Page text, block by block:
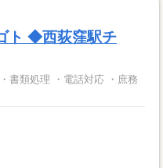
ト ◆西荻窪駅チ
書類処理 ・電話対応 ・庶務